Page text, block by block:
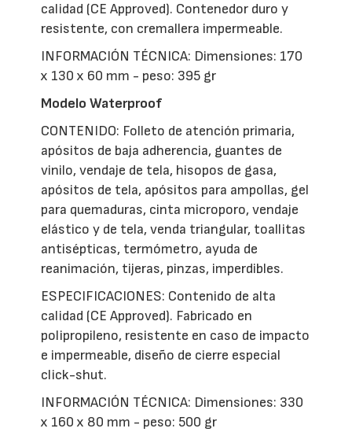
calidad (CE Approved). Contenedor duro y
resistente, con cremallera impermeable.
INFORMACIÓN TÉCNICA: Dimensiones: 170
x 130 x 60 mm - peso: 395 gr
Modelo Waterproof
CONTENIDO: Folleto de atención primaria,
apósitos de baja adherencia, guantes de
vinilo, vendaje de tela, hisopos de gasa,
apósitos de tela, apósitos para ampollas, gel
para quemaduras, cinta microporo, vendaje
elástico y de tela, venda triangular, toallitas
antisépticas, termómetro, ayuda de
reanimación, tijeras, pinzas, imperdibles.
ESPECIFICACIONES: Contenido de alta
calidad (CE Approved). Fabricado en
polipropileno, resistente en caso de impacto
e impermeable, diseño de cierre especial
click-shut.
INFORMACIÓN TÉCNICA: Dimensiones: 330
x 160 x 80 mm - peso: 500 gr